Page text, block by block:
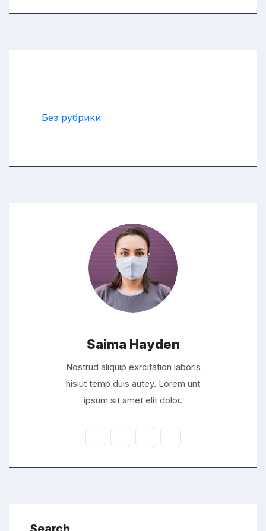
Без рубрики
Saima Hayden
Nostrud aliquip exrcitation laboris
nisiut temp duis autey. Lorem unt
ipsum sit amet elit dolor.